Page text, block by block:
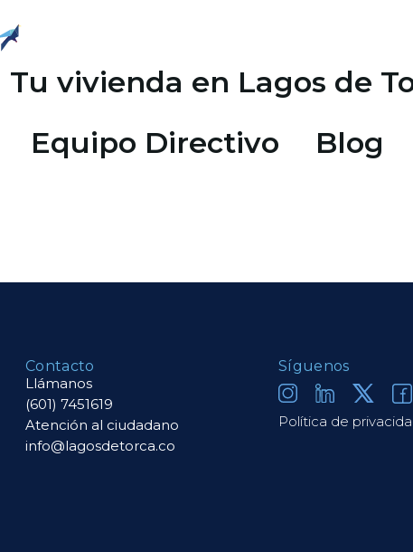
Tu vivienda en Lagos de
Equipo Directivo
Blog
Contacto
Llámanos
(601) 7451619
Atención al ciudadano
info@lagosdetorca.co
Síguenos
Política de